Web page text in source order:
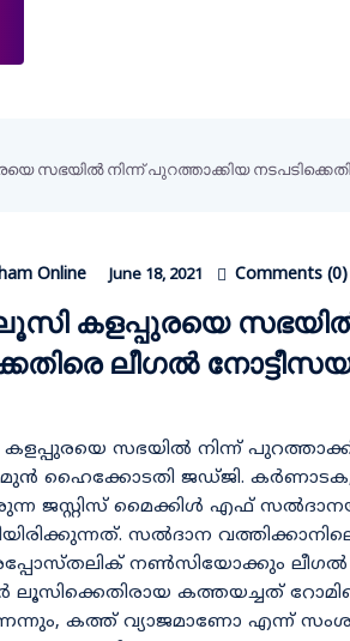
Online June 18, 2021 Comments (0)
ലൂസി കളപ്പുരയെ
ലീഗല്‍
കളപ്പുരയെ സഭയില്‍ നിന്ന്
മുന്‍ ഹൈക്കോടതി ജഡ്ജി.
ജസ്റ്റിസ് മൈക്കിള്‍ എഫ്
സല്‍ദാന
നണ്‍സിയോക്കും ലീഗല്‍
ലൂസിക്കെതിരായ കത്തയച്ചത്
കത്ത് വ്യാജമാണോ എന്ന്